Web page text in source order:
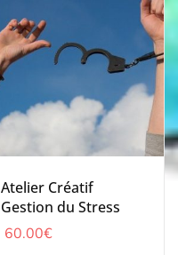
Atelier Créatif
Gestion du Stress
60.00€